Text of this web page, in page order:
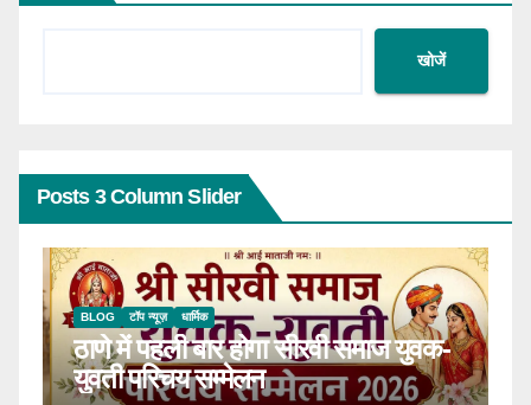
खोजें
Posts 3 Column Slider
BLOG टॉप न्यूज़ धार्मिक
ठाणे में पहली बार होगा सीरवी समाज युवक-
युवती परिचय सम्मेलन